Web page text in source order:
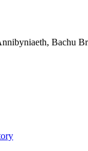
Bachu